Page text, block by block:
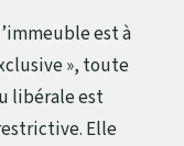
est à
», toute
libérale est
Elle